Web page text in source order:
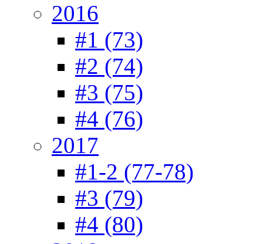
2016
#1 (73)
#2 (74)
#3 (75)
#4 (76)
2017
#1-2 (77-78)
#3 (79)
#4 (80)